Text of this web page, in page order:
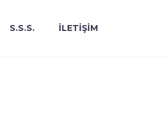
S.S.S. İLETİŞİM